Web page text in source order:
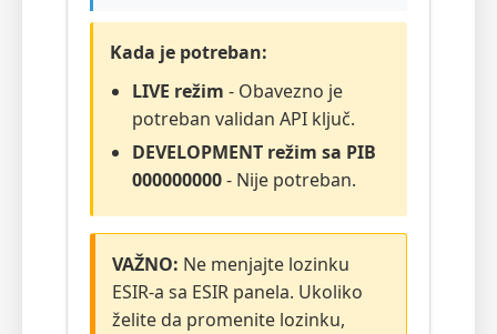
Kada je potreban:
LIVE režim - Obavezno je
potreban validan API ključ.
DEVELOPMENT režim sa PIB
000000000- Nije potreban.
VAŽNO: Ne menjajte lozinku
ESIR-a sa ESIR panela. Ukoliko
želite da promenite lozinku,